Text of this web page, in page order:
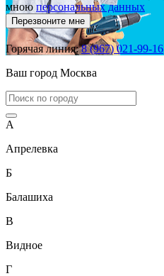
мною персональных данных
Перезвоните мне
Горячая линия:8 (967) 021-99-16
Ваш город Москва
А
Апрелевка
Б
Балашиха
В
Видное
Г